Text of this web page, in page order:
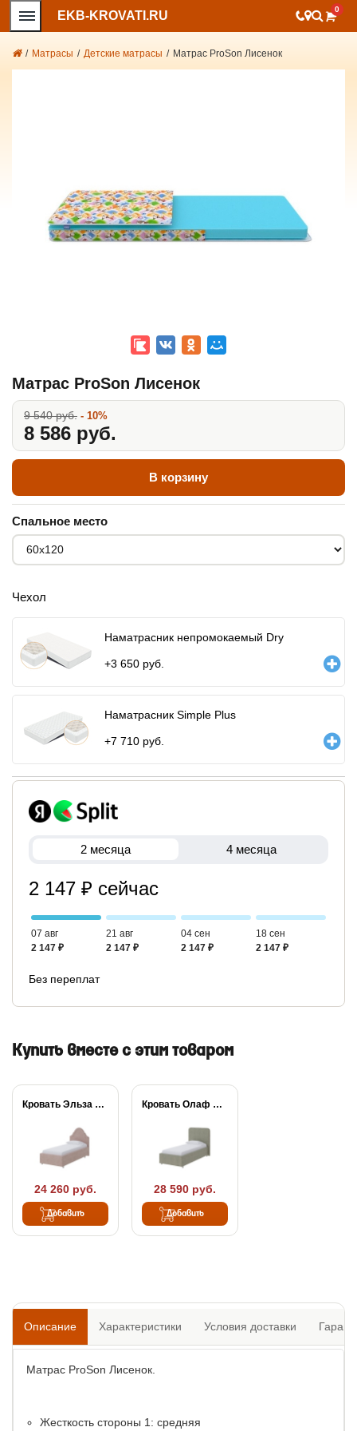
EKB-KROVATI.RU 0
/ Матрасы / Детские матрасы / Матрас ProSon Лисенок
Матрас ProSon Лисенок
9 540 руб. - 10%
8 586 руб.
В корзину
Спальное место
Чехол
Наматрасник непромокаемый Dry
+3 650 руб.
Наматрасник Simple Plus
+7 710 руб.
2 месяца 4 месяца
2 147 ₽ сейчас
07 авг
2 147 ₽
21 авг
2 147 ₽
04 сен
2 147 ₽
18 сен
2 147 ₽
Без переплат
Купить вместе с этим товаром
Кровать Эльза ProSon
24 260 руб.
Добавить
Кровать Олаф ProSon
28 590 руб.
Добавить
Описание Характеристики Условия доставки
Матрас ProSon Лисенок.
Жесткость стороны 1: средняя